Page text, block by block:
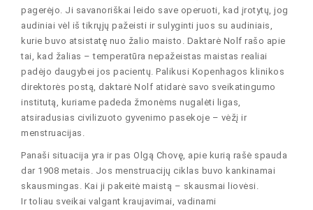
pagerėjo. Ji savanoriškai leido save operuoti, kad įrotytų, jog
audiniai vėl iš tikrųjų pažeisti ir sulyginti juos su audiniais,
kurie buvo atsistatę nuo žalio maisto. Daktarė Nolf rašo apie
tai, kad žalias – temperatūra nepažeistas maistas realiai
padėjo daugybei jos pacientų. Palikusi Kopenhagos klinikos
direktorės postą, daktarė Nolf atidarė savo sveikatingumo
institutą, kuriame padeda žmonėms nugalėti ligas,
atsiradusias civilizuoto gyvenimo pasekoje – vėžį ir
menstruacijas.
Panaši situacija yra ir pas Olgą Chovę, apie kurią rašė spauda
dar 1908 metais. Jos menstruacijų ciklas buvo kankinamai
skausmingas. Kai ji pakeitė maistą – skausmai liovėsi.
Ir toliau sveikai valgant kraujavimai, vadinami